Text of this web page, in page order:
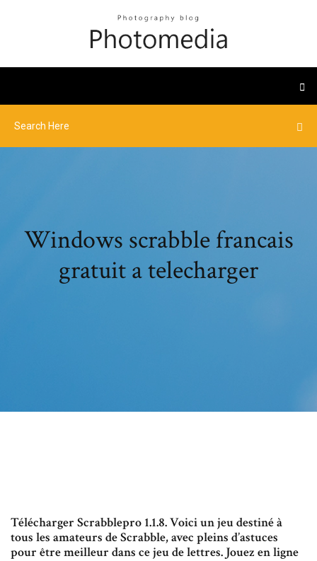
Windows scrabble francais
gratuit a telecharger
Télécharger Scrabblepro 1.1.8. Voici un jeu destiné à
tous les amateurs de Scrabble, avec pleins d’astuces
pour être meilleur dans ce jeu de lettres. Jouez en ligne